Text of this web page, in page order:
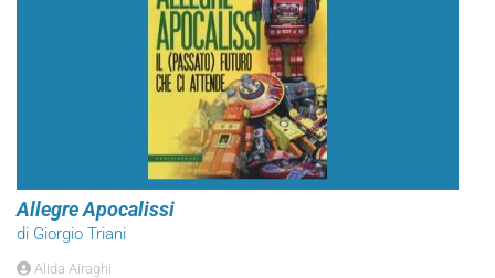
Allegre Apocalissi
di Giorgio Triani
Alida Airaghi